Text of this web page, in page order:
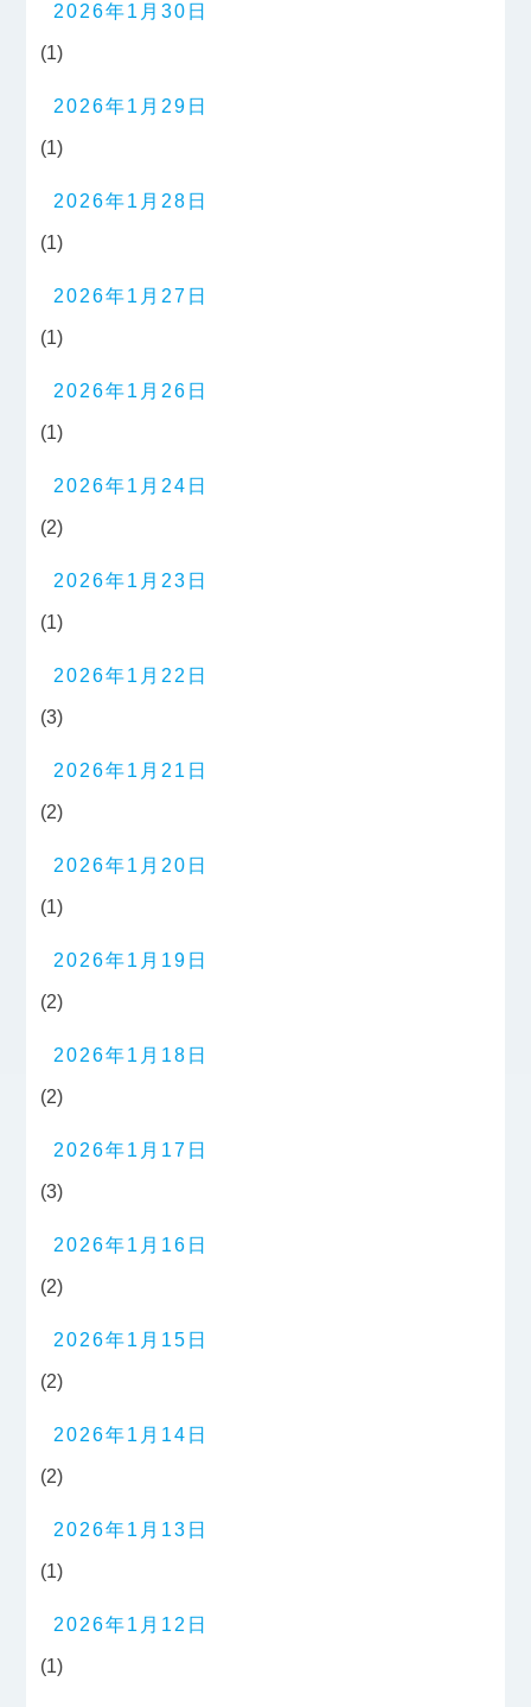
2026年1月30日
(1)
2026年1月29日
(1)
2026年1月28日
(1)
2026年1月27日
(1)
2026年1月26日
(1)
2026年1月24日
(2)
2026年1月23日
(1)
2026年1月22日
(3)
2026年1月21日
(2)
2026年1月20日
(1)
2026年1月19日
(2)
2026年1月18日
(2)
2026年1月17日
(3)
2026年1月16日
(2)
2026年1月15日
(2)
2026年1月14日
(2)
2026年1月13日
(1)
2026年1月12日
(1)